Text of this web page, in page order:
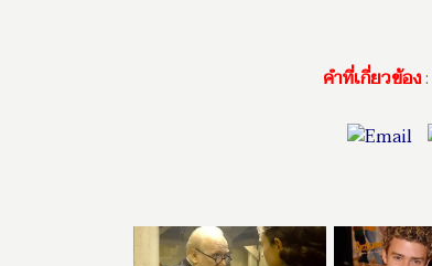
คำที่เกี่ยวข้อง: